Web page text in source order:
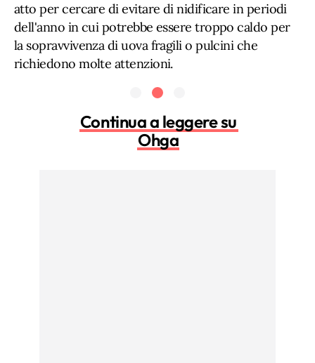
atto per cercare di evitare di nidificare in periodi
dell'anno in cui potrebbe essere troppo caldo per
la sopravvivenza di uova fragili o pulcini che
richiedono molte attenzioni.
Continua a leggere su
Ohga